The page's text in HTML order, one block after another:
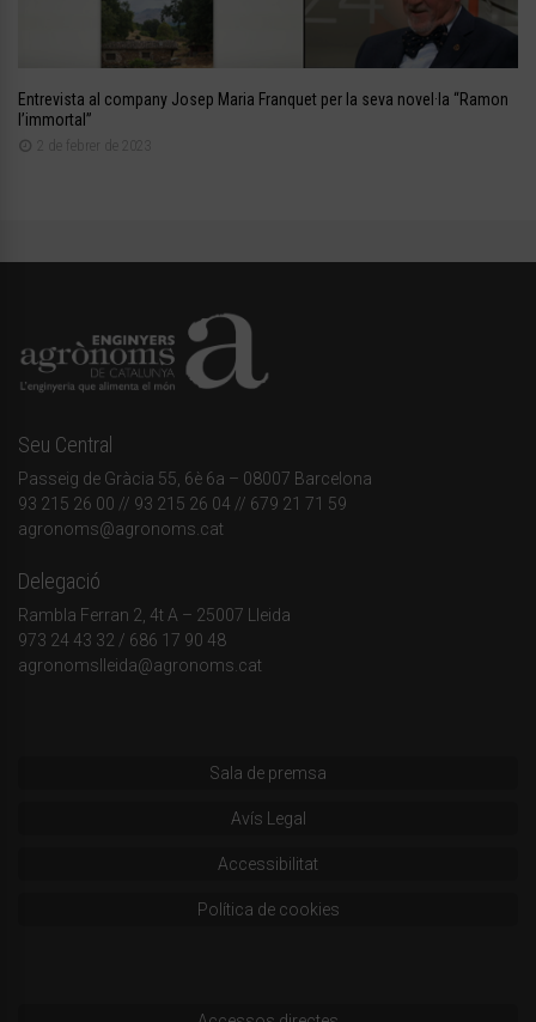
Entrevista al company Josep Maria Franquet per la seva novel·la “Ramon
l’immortal”
2 de febrer de 2023
Seu Central
Passeig de Gràcia 55, 6è 6a – 08007 Barcelona
93 215 26 00 // 93 215 26 04 // 679 21 71 59
agronoms@agronoms.cat
Delegació
Rambla Ferran 2, 4t A – 25007 Lleida
973 24 43 32 / 686 17 90 48
agronomslleida@agronoms.cat
Sala de premsa
Avís Legal
Accessibilitat
Política de cookies